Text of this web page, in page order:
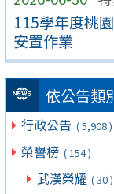
115學年度桃
安置作業
依公告類
行政公告 ( 5,908 )
榮譽榜 ( 154 )
武漢榮耀 ( 30 )